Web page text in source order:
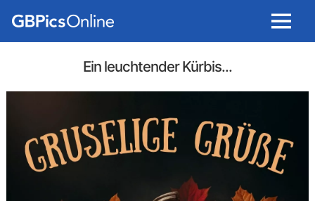
Menu
Ein leuchtender Kürbis...